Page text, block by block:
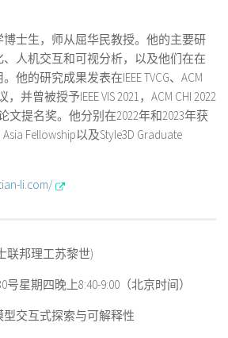
士生，师从屈华民教授。他的主要研
人机交互和可视分析，以及他们在在
他的研究成果发表在IEEE TVCG、ACM
并曾被授予IEEE VIS 2021，ACM CHI 2022
文提名奖。他分别在2022年和2023年获
Fellowship以及Style3D Graduate
li.com/
联邦理工苏黎世)
星期四晚上8:40-9:00（北京时间）
交互式探索与可解释性